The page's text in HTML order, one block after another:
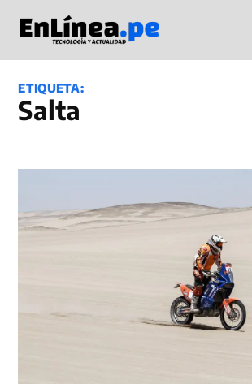
contenido
en Línea
ETIQUETA:
Salta